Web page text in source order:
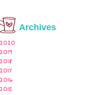
Archives
2020
2019
2018
2017
2016
2015